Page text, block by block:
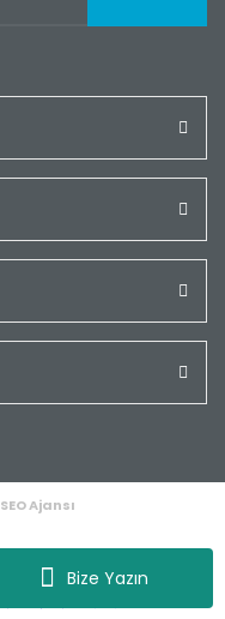
Bize Yazın
SEO Ajansı